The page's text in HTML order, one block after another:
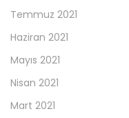
Temmuz 2021
Haziran 2021
Mayıs 2021
Nisan 2021
Mart 2021